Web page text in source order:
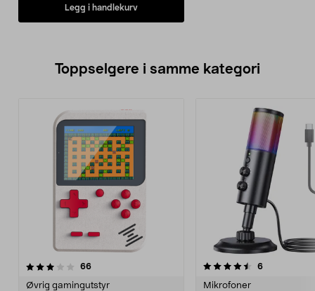
Legg i handlekurv
Toppselgere i samme kategori
66anmeldelser
Øvrig gamingutstyr
4.5 av 5 stjerner 6anmeldelser
Mikrofoner
4.0 av 5 stjerner